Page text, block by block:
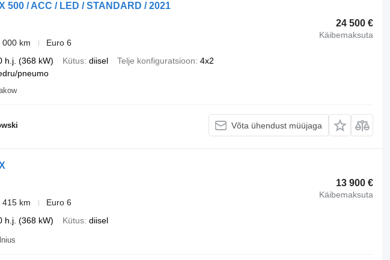
500 / ACC / LED / STANDARD / 2021
24 500 €
Käibemaksuta
000 km
Euro 6
h.j. (368 kW) Kütus diisel Telje konfiguratsioon 4x2
pneumo
Võta ühendust müüjaga
13 900 €
Käibemaksuta
415 km
Euro 6
h.j. (368 kW) Kütus diisel